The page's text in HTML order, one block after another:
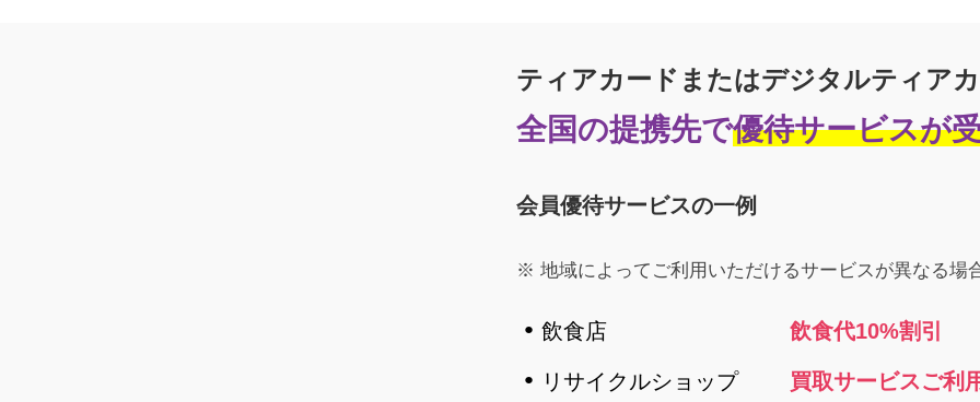
ティアカードまたはデジタルティア
全国の提携先で優待サービスが
会員優待サービスの一例
地域によってご利用いただけるサービスが異なる場
飲食店 飲食代10%割引
リサイクルショップ 買取サービスご利